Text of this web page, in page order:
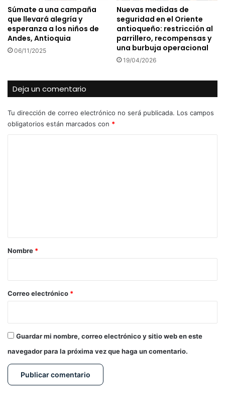
Súmate a una campaña
que llevará alegría y
esperanza a los niños de
Andes, Antioquia
06/11/2025
Nuevas medidas de
seguridad en el Oriente
antioqueño: restricción al
parrillero, recompensas y
una burbuja operacional
19/04/2026
Deja un comentario
Tu dirección de correo electrónico no será publicada. Los campos
obligatorios están marcados con *
r
*
Nombre *
Correo electrónico *
Guardar mi nombre, correo electrónico y sitio web en este
navegador para la próxima vez que haga un comentario.